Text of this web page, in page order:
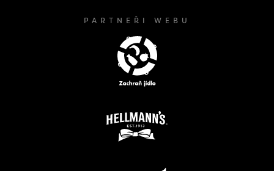
PARTNEŘI WEBU